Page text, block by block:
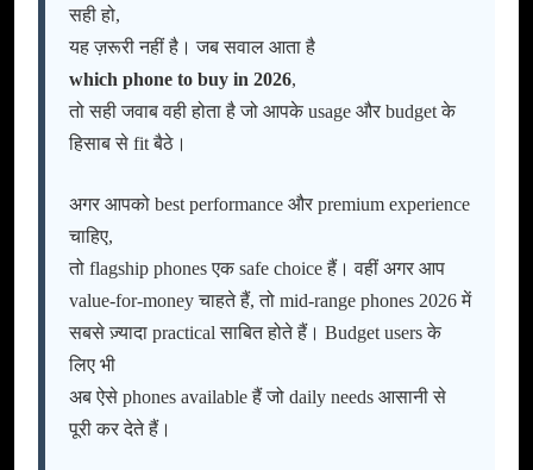
सही हो,
यह ज़रूरी नहीं है। जब सवाल आता है
which phone to buy in 2026,
तो सही जवाब वही होता है जो आपके usage और budget के
हिसाब से fit बैठे।
अगर आपको best performance और premium experience
चाहिए,
तो flagship phones एक safe choice हैं। वहीं अगर आप
value-for-money चाहते हैं, तो mid-range phones 2026 में
सबसे ज़्यादा practical साबित होते हैं। Budget users के
लिए भी
अब ऐसे phones available हैं जो daily needs आसानी से
पूरी कर देते हैं।